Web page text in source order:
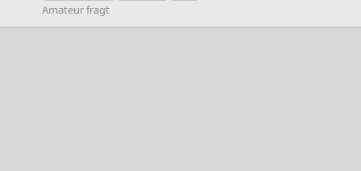
Amateur fragt